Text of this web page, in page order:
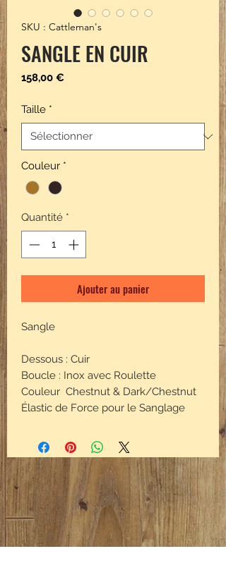
SKU : Cattleman's
SANGLE EN CUIR
158,00 €Prix
Taille *
Couleur *
Quantité *
Ajouter au panier
Sangle
Dessous : Cuir
Boucle : Inox avec Roulette
Couleur Chestnut & Dark/Chestnut
Élastic de Force pour le Sanglage